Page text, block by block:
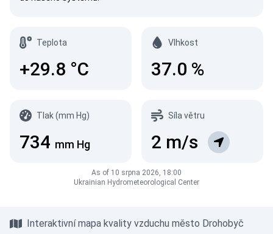
Teplota
+29.8 °C
Vlhkost
37.0 %
Tlak (mm Hg)
734 mm Hg
Síla větru
2 m/s
As of 10 srpna 2026, 18:00
Ukrainian Hydrometeorological Center
Interaktivní mapa kvality vzduchu město Drohobyč